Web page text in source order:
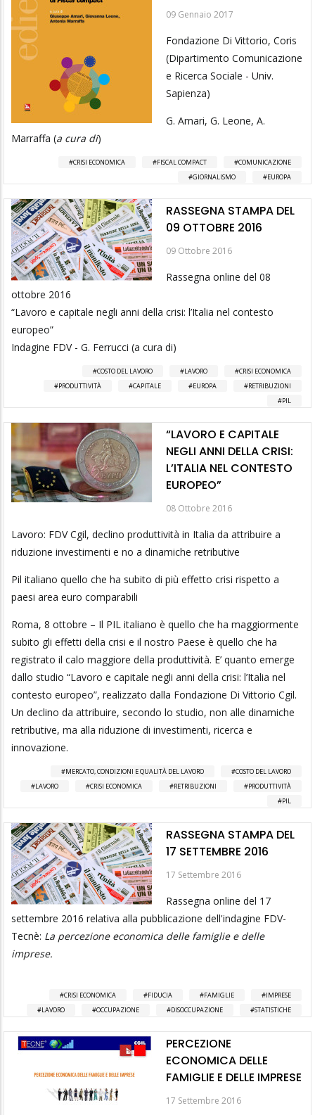
09 Gennaio 2017
Fondazione Di Vittorio, Coris
(Dipartimento Comunicazione
e Ricerca Sociale - Univ.
Sapienza)
G. Amari, G. Leone, A.
Marraffa (a cura di)
CRISI ECONOMICA FISCAL COMPACT
COMUNICAZIONE
GIORNALISMO
EUROPA
RASSEGNA STAMPA DEL
09 OTTOBRE 2016
09 Ottobre 2016
Rassegna online del 08
ottobre 2016
“Lavoro e capitale negli anni della crisi: l’Italia nel contesto
europeo”
Indagine FDV - G. Ferrucci (a cura di)
COSTO DEL LAVORO LAVORO
CRISI ECONOMICA
PRODUTTIVITÀ
CAPITALE EUROPA
RETRIBUZIONI
PIL
“LAVORO E CAPITALE
NEGLI ANNI DELLA CRISI:
L’ITALIA NEL CONTESTO
EUROPEO”
08 Ottobre 2016
Lavoro: FDV Cgil, declino produttività in Italia da attribuire a
riduzione investimenti e no a dinamiche retributive
Pil italiano quello che ha subito di più effetto crisi rispetto a
paesi area euro comparabili
Roma, 8 ottobre – Il PIL italiano è quello che ha maggiormente
subito gli effetti della crisi e il nostro Paese è quello che ha
registrato il calo maggiore della produttività. E’ quanto emerge
dallo studio “Lavoro e capitale negli anni della crisi: l’Italia nel
contesto europeo”, realizzato dalla Fondazione Di Vittorio Cgil.
Un declino da attribuire, secondo lo studio, non alle dinamiche
retributive, ma alla riduzione di investimenti, ricerca e
innovazione.
MERCATO, CONDIZIONI E QUALITÀ DEL LAVORO
COSTO DEL LAVORO
LAVORO
CRISI ECONOMICA RETRIBUZIONI
PRODUTTIVITÀ
PIL
RASSEGNA STAMPA DEL
17 SETTEMBRE 2016
17 Settembre 2016
Rassegna online del 17
settembre 2016 relativa alla pubblicazione dell'indagine FDV-
Tecnè: La percezione economica delle famiglie e delle
imprese.
CRISI ECONOMICA FIDUCIA FAMIGLIE
IMPRESE
LAVORO
OCCUPAZIONE DISOCCUPAZIONE STATISTICHE
PERCEZIONE
ECONOMICA DELLE
FAMIGLIE E DELLE IMPRESE
17 Settembre 2016